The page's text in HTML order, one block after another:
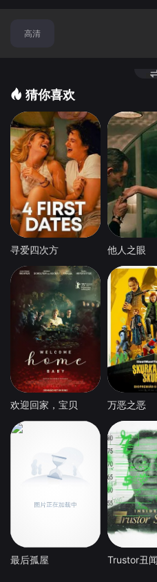
高清
猜你喜欢
寻爱四次方 他人之眼
欢迎回家，宝贝 万恶之恶
最后孤屋